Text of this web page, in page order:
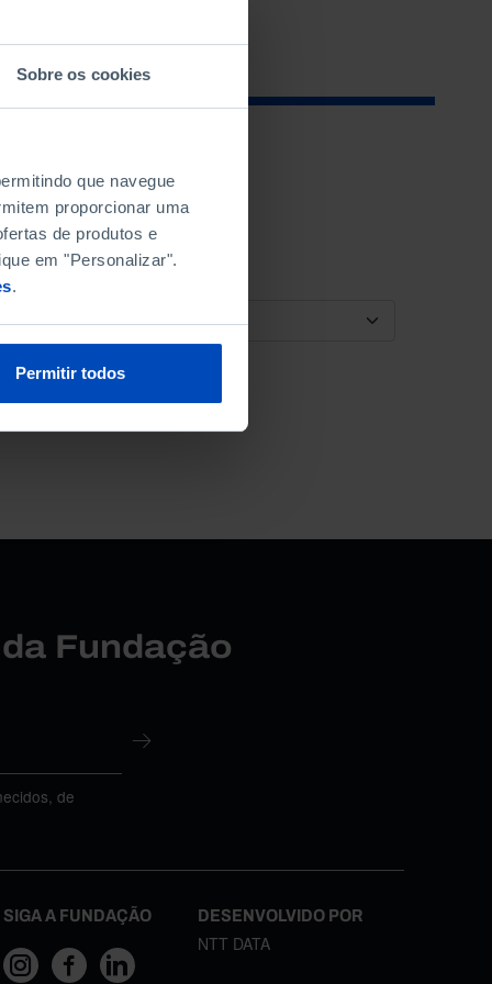
Sobre os cookies
que navegue
proporcionar uma
de produtos e
em "Personalizar".
.
Permitir todos
ORDENAR POR
Fundação
de
SIGA A FUNDAÇÃO DESENVOLVIDO POR
NTT DATA